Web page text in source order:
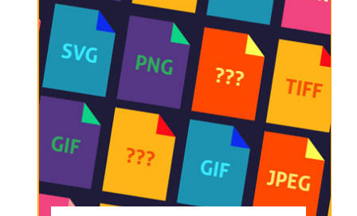
در نسل های جدیدتر با لایه بندی الیاف بافته
شده از پارچه های ضد گلوله با صفحات
بالستیک از فلز، صفحات پلی اتیلن یا سرامیک
درون آن ساخته می شود.